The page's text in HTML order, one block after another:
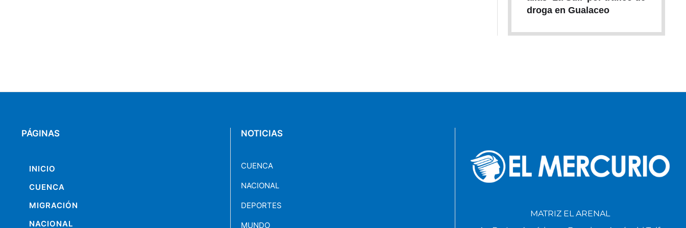
droga en Gualaceo
PÁGINAS
INICIO
CUENCA
MIGRACIÓN
NACIONAL
NOTICIAS
CUENCA
NACIONAL
DEPORTES
MUNDO
MATRIZ EL ARENAL